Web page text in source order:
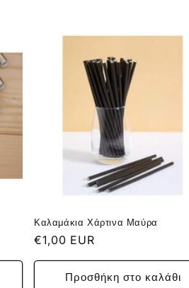
Καλαμάκια Χάρτινα Μαύρα
Κανονική
τιμή
€1,00 EUR
Προσθήκη στο καλάθι